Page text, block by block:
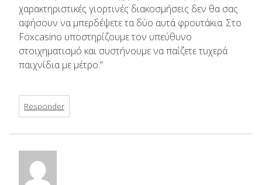
χαρακτηριστικές γιορτινές διακοσμήσεις δεν θα σας
αφήσουν να μπερδέψετε τα δύο αυτά φρουτάκια. Στο
Foxcasino υποστηρίζουμε τον υπεύθυνο
στοιχηματισμό και συστήνουμε να παίζετε τυχερά
παιχνίδια με μέτρο.”
Responder